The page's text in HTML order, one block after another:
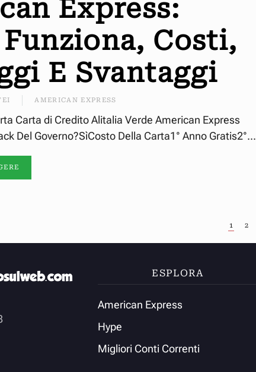
Express:
Funziona, Costi,
E Svantaggi
AMERICAN EXPRESS
Carta di Credito Alitalia Verde American Express
Del Governo?SìCosto Della Carta1° Anno Gratis2°...
1 2
ESPLORA
American Express
Hype
Migliori Conti Correnti